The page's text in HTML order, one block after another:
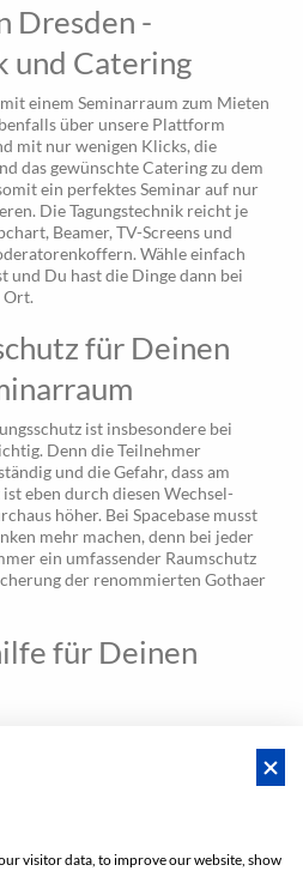
Dresden -
und Catering
einem Seminarraum zum Mieten
über unsere Plattform
mit nur wenigen Klicks, die
das gewünschte Catering zu dem
ein perfektes Seminar auf nur
Die Tagungstechnik reicht je
Beamer, TV-Screens und
Wähle einfach
und Du hast die Dinge dann bei
Ort.
für Deinen
ist insbesondere bei
Denn die Teilnehmer
und die Gefahr, dass am
eben durch diesen Wechsel-
höher. Bei Spacebase musst
mehr machen, denn bei jeder
ein umfassender Raumschutz
der renommierten Gothaer
für Deinen
kannst Du Dich immer gerne an uns
den idealen Raum für Dich zu
visitor data, to improve our website, show